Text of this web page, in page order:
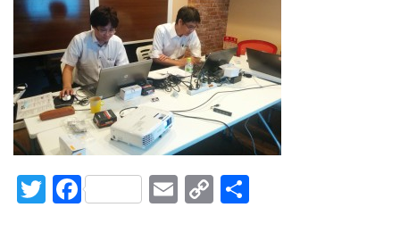
Twitter
FacebookEmail
Copy
Link